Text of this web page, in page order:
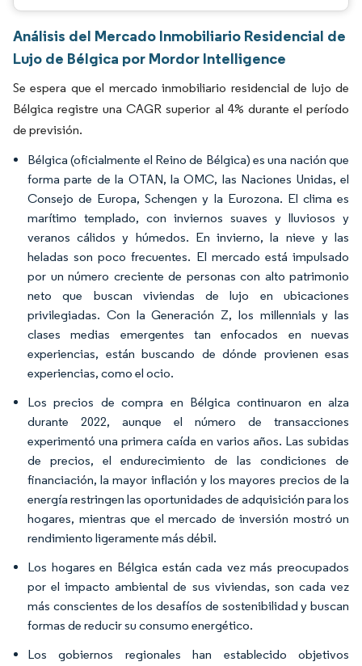
Análisis del Mercado Inmobiliario Residencial de
Lujo de Bélgica por Mordor Intelligence
Se espera que el mercado inmobiliario residencial de lujo de
Bélgica registre una CAGR superior al 4% durante el período
de previsión.
Bélgica (oficialmente el Reino de Bélgica) es una nación que
forma parte de la OTAN, la OMC, las Naciones Unidas, el
Consejo de Europa, Schengen y la Eurozona. El clima es
marítimo templado, con inviernos suaves y lluviosos y
veranos cálidos y húmedos. En invierno, la nieve y las
heladas son poco frecuentes. El mercado está impulsado
por un número creciente de personas con alto patrimonio
neto que buscan viviendas de lujo en ubicaciones
privilegiadas. Con la Generación Z, los millennials y las
clases medias emergentes tan enfocados en nuevas
experiencias, están buscando de dónde provienen esas
experiencias, como el ocio.
Los precios de compra en Bélgica continuaron en alza
durante 2022, aunque el número de transacciones
experimentó una primera caída en varios años. Las subidas
de precios, el endurecimiento de las condiciones de
financiación, la mayor inflación y los mayores precios de la
energía restringen las oportunidades de adquisición para los
hogares, mientras que el mercado de inversión mostró un
rendimiento ligeramente más débil.
Los hogares en Bélgica están cada vez más preocupados
por el impacto ambiental de sus viviendas, son cada vez
más conscientes de los desafíos de sostenibilidad y buscan
formas de reducir su consumo energético.
Los gobiernos regionales han establecido objetivos